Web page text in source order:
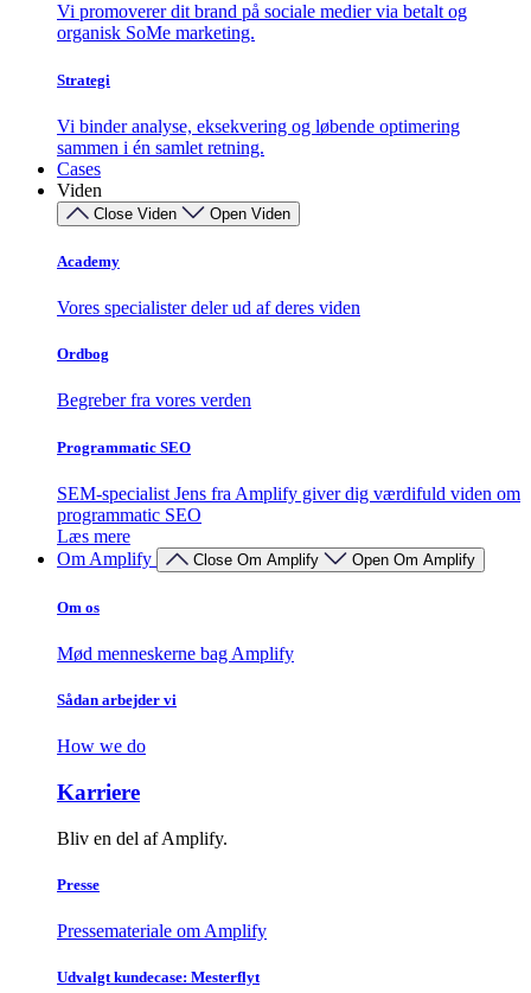
Vi promoverer dit brand på sociale medier via betalt og
organisk SoMe marketing.
Strategi
Vi binder analyse, eksekvering og løbende optimering
sammen i én samlet retning.
Cases
Viden
Close Viden Open Viden
Academy
Vores specialister deler ud af deres viden
Ordbog
Begreber fra vores verden
Programmatic SEO
SEM-specialist Jens fra Amplify giver dig værdifuld viden om
programmatic SEO
Læs mere
Om Amplify
Close Om Amplify Open Om Amplify
Om os
Mød menneskerne bag Amplify
Sådan arbejder vi
How we do
Karriere
Bliv en del af Amplify.
Presse
Pressemateriale om Amplify
Udvalgt kundecase: Mesterflyt